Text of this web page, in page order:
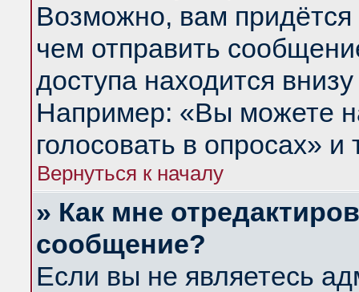
Возможно, вам придётся
чем отправить
доступа находится
Например: «Вы можете
голосовать в опросах» и
Вернуться к началу
» Как мне
сообщение?
Если вы не являетесь